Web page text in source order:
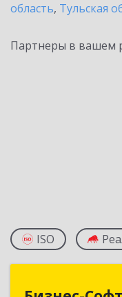
область, Тульская
Партнеры в вашем
ISO